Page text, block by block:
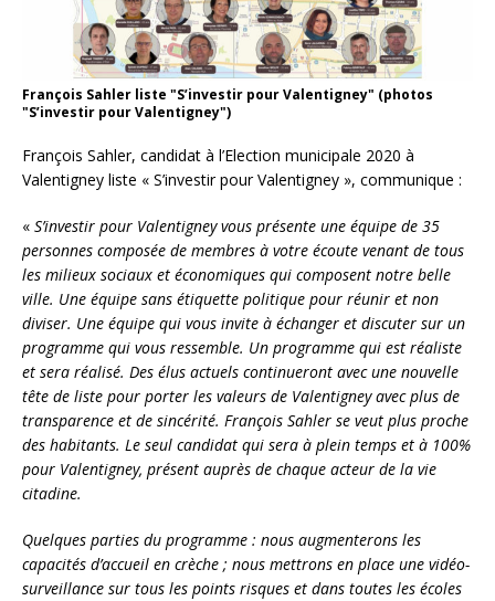
François Sahler liste "S’investir pour Valentigney" (photos
"S’investir pour Valentigney")
François Sahler, candidat à l’Election municipale 2020 à
Valentigney liste « S’investir pour Valentigney », communique :
« S’investir pour Valentigney vous présente une équipe de 35
personnes composée de membres à votre écoute venant de tous
les milieux sociaux et économiques qui composent notre belle
ville. Une équipe sans étiquette politique pour réunir et non
diviser. Une équipe qui vous invite à échanger et discuter sur un
programme qui vous ressemble. Un programme qui est réaliste
et sera réalisé. Des élus actuels continueront avec une nouvelle
tête de liste pour porter les valeurs de Valentigney avec plus de
transparence et de sincérité. François Sahler se veut plus proche
des habitants. Le seul candidat qui sera à plein temps et à 100%
pour Valentigney, présent auprès de chaque acteur de la vie
citadine.
Quelques parties du programme : nous augmenterons les
capacités d’accueil en crèche ; nous mettrons en place une vidéo-
surveillance sur tous les points risques et dans toutes les écoles